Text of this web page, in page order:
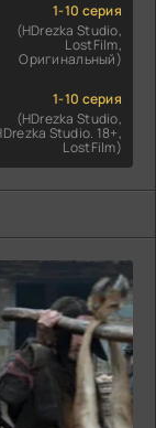
1-10 серия
(HDrezka Studio,
LostFilm,
Оригинальный)
1-10 серия
(HDrezka Studio,
Studio. 18+,
LostFilm)